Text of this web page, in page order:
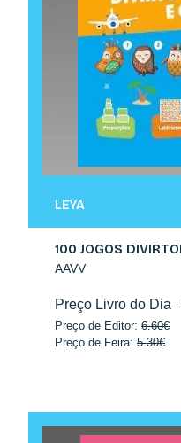
LEYA
100 JOGOS
AAVV
Preço Livro do Dia
Preço de Editor: 6.60€
Preço de Feira: 5.30€